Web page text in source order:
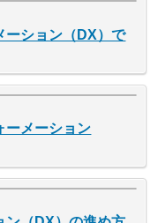
ーション（DX）で
ーメーション